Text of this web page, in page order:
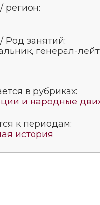
регион:
Род занятий:
генерал-
в рубриках:
и народные
к периодам:
история